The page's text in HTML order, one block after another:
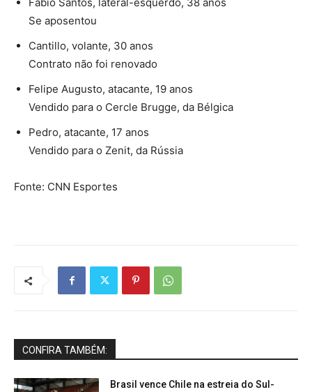
Se aposentou
Cantillo, volante, 30 anos
Contrato não foi renovado
Felipe Augusto, atacante, 19 anos
Vendido para o Cercle Brugge, da Bélgica
Pedro, atacante, 17 anos
Vendido para o Zenit, da Rússia
Fonte: CNN Esportes
CONFIRA TAMBÉM:
Brasil vence Chile na estreia do Sul-